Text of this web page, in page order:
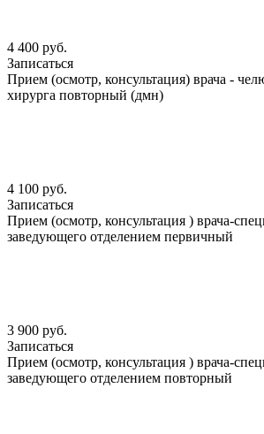
4 400 руб.
Записаться
Прием (осмотр, консультация) врача -
хирурга повторный (дмн)
4 100 руб.
Записаться
Прием (осмотр, консультация ) врача-
заведующего отделением первичный
3 900 руб.
Записаться
Прием (осмотр, консультация ) врача-
заведующего отделением повторный